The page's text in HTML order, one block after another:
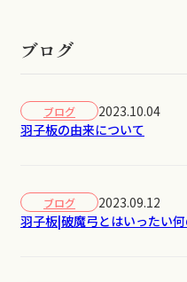
ブログ
ブログ
2023.10.04
羽子板の由来について
ブログ
2023.09.12
羽子板|破魔弓とはいったい